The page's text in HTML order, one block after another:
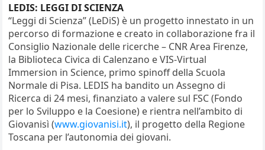
LEDIS: LEGGI DI SCIENZA
“Leggi di Scienza” (LeDiS) è un progetto innestato in un
percorso di formazione e creato in collaborazione fra il
Consiglio Nazionale delle ricerche – CNR Area Firenze,
la Biblioteca Civica di Calenzano e VIS-Virtual
Immersion in Science, primo spinoff della Scuola
Normale di Pisa. LEDIS ha bandito un Assegno di
Ricerca di 24 mesi, finanziato a valere sul FSC (Fondo
per lo Sviluppo e la Coesione) e rientra nell’ambito di
Giovanisì (www.giovanisi.it), il progetto della Regione
Toscana per l’autonomia dei giovani.